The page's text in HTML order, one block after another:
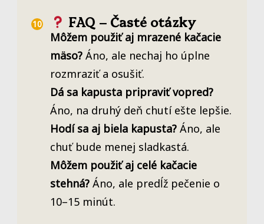
FAQ – Časté otázky
Môžem použiť aj mrazené kačacie
mäso? Áno, ale nechaj ho úplne
rozmraziť a osušiť.
Dá sa kapusta pripraviť vopred?
Áno, na druhý deň chutí ešte lepšie.
Hodí sa aj biela kapusta? Áno, ale
chuť bude menej sladkastá.
Môžem použiť aj celé kačacie
stehná? Áno, ale predĺž pečenie o
10–15 minút.